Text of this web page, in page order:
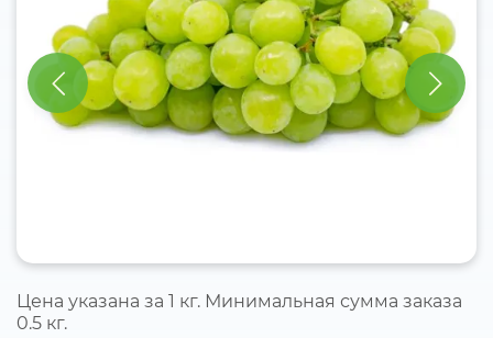
Цена указана за 1 кг. Минимальная сумма заказа
0.5 кг.